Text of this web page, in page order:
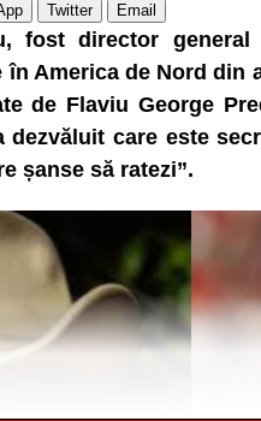
Twitter Email
fost director
America de Nord din
de Flaviu George
dezvăluit care este
șanse să ratezi”.